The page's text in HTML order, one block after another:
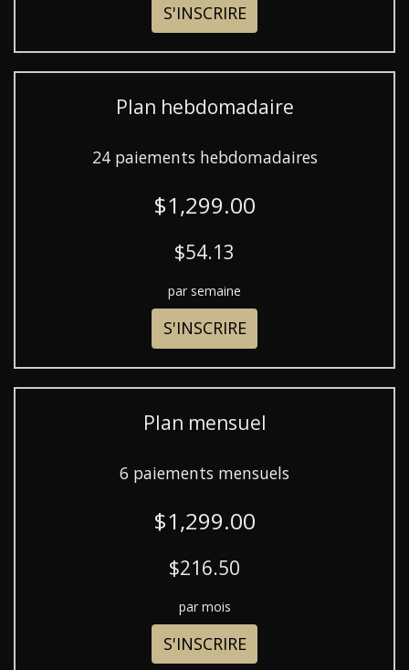
S'INSCRIRE
Plan hebdomadaire
24 paiements hebdomadaires
$1,299.00
$54.13
par semaine
S'INSCRIRE
Plan mensuel
6 paiements mensuels
$1,299.00
$216.50
par mois
S'INSCRIRE